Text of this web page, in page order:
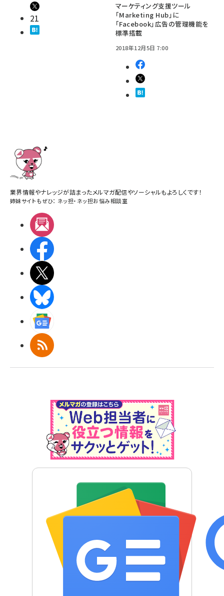
21
マーケティング支援ツール
「Marketing Hub」に
「Facebook」広告の管理機能を
標準搭載
2018年12月5日 7:00
業界情報やナレッジが詰まったメルマガ配信やソーシャルもよろしくです！
姉妹サイトもぜひ： ネッ担・ ネッ担お悩み相談室
RSS